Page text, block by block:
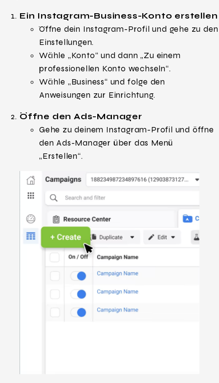
Ein Instagram-Business-Konto erstellen
Öffne dein Instagram-Profil und gehe zu den
Einstellungen.
Wähle „Konto“ und dann „Zu einem
professionellen Konto wechseln“.
Wähle „Business“ und folge den
Anweisungen zur Einrichtung.
Öffne den Ads-Manager
Gehe zu deinem Instagram-Profil und öffne
den Ads-Manager über das Menü
„Erstellen“.